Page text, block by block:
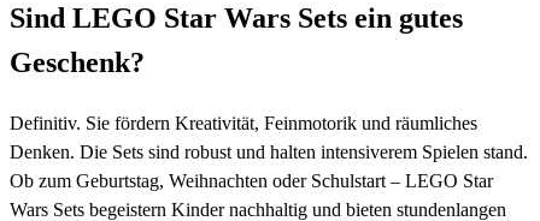
Sind LEGO Star Wars Sets ein gutes
Geschenk?
Definitiv. Sie fördern Kreativität, Feinmotorik und räumliches
Denken. Die Sets sind robust und halten intensiverem Spielen stand.
Ob zum Geburtstag, Weihnachten oder Schulstart – LEGO Star
Wars Sets begeistern Kinder nachhaltig und bieten stundenlangen